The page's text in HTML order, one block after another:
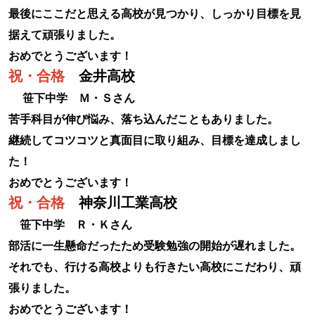
最後にここだと思える高校が見つかり、しっかり目標を見
据えて頑張りました。
おめでとうございます！
祝・合格 金井高校
笹下中学 Ｍ・Ｓさん
苦手科目が伸び悩み、落ち込んだこともありました。
継続してコツコツと真面目に取り組み、目標を達成しまし
た！
おめでとうございます！
祝・合格 神奈川工業高校
笹下中学 Ｒ・Ｋさん
部活に一生懸命だったため受験勉強の開始が遅れました。
それでも、行ける高校よりも行きたい高校にこだわり、頑
張りました。
おめでとうございます！